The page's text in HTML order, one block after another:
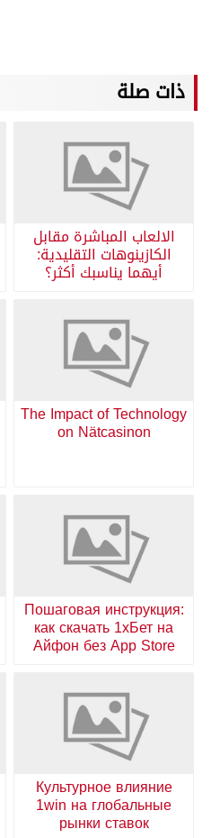
ذات صلة
الالعاب المباشرة مقابل
الكازينوهات التقليدية:
أيهما يناسبك أكثر؟
The Impact of Technology
on Nätcasinon
Пошаговая инструкция:
как скачать 1хБет на
Айфон без App Store
Культурное влияние
1win на глобальные
рынки ставок